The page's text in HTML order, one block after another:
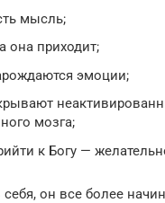
мысль;
она приходит;
эмоции;
мозга;
к Богу —
он все более